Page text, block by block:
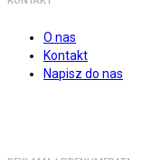
O nas
Kontakt
Napisz do nas